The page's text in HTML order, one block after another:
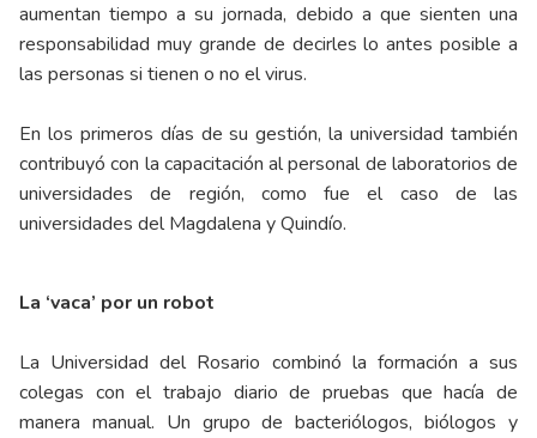
aumentan tiempo a su jornada, debido a que sienten una
responsabilidad muy grande de decirles lo antes posible a
las personas si tienen o no el virus.
En los primeros días de su gestión, la universidad también
contribuyó con la capacitación al personal de laboratorios de
universidades de región, como fue el caso de las
universidades del Magdalena y Quindío.
La ‘vaca’ por un robot
La Universidad del Rosario combinó la formación a sus
colegas con el trabajo diario de pruebas que hacía de
manera manual. Un grupo de bacteriólogos, biólogos y